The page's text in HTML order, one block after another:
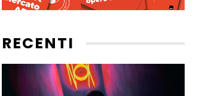
RECENTI